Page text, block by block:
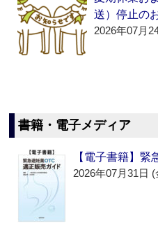
送）停止の
2026年07月
書籍・電子メディア
【電子書籍】
2026年07月31日 (